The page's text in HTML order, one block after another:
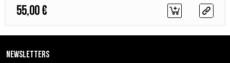
55,00 €
Newsletters